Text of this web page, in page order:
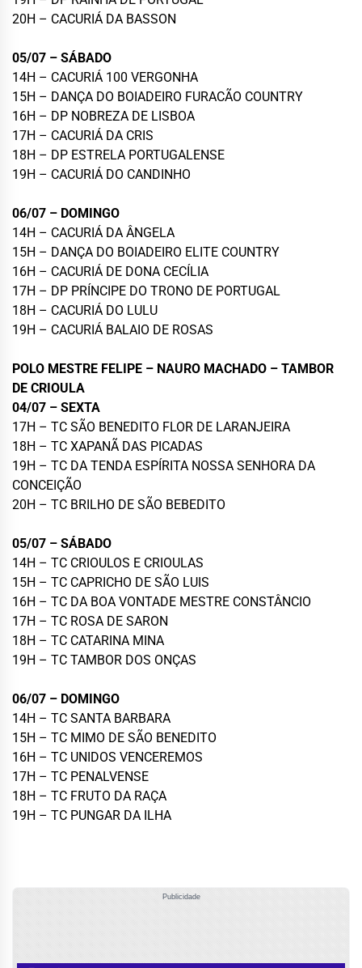
20H – CACURIÁ DA BASSON
05/07 – SÁBADO
14H – CACURIÁ 100 VERGONHA
15H – DANÇA DO BOIADEIRO FURACÃO COUNTRY
16H – DP NOBREZA DE LISBOA
17H – CACURIÁ DA CRIS
18H – DP ESTRELA PORTUGALENSE
19H – CACURIÁ DO CANDINHO
06/07 – DOMINGO
14H – CACURIÁ DA ÂNGELA
15H – DANÇA DO BOIADEIRO ELITE COUNTRY
16H – CACURIÁ DE DONA CECÍLIA
17H – DP PRÍNCIPE DO TRONO DE PORTUGAL
18H – CACURIÁ DO LULU
19H – CACURIÁ BALAIO DE ROSAS
POLO MESTRE FELIPE – NAURO MACHADO – TAMBOR
DE CRIOULA
04/07 – SEXTA
17H – TC SÃO BENEDITO FLOR DE LARANJEIRA
18H – TC XAPANÃ DAS PICADAS
19H – TC DA TENDA ESPÍRITA NOSSA SENHORA DA
CONCEIÇÃO
20H – TC BRILHO DE SÃO BEBEDITO
05/07 – SÁBADO
14H – TC CRIOULOS E CRIOULAS
15H – TC CAPRICHO DE SÃO LUIS
16H – TC DA BOA VONTADE MESTRE CONSTÂNCIO
17H – TC ROSA DE SARON
18H – TC CATARINA MINA
19H – TC TAMBOR DOS ONÇAS
06/07 – DOMINGO
14H – TC SANTA BARBARA
15H – TC MIMO DE SÃO BENEDITO
16H – TC UNIDOS VENCEREMOS
17H – TC PENALVENSE
18H – TC FRUTO DA RAÇA
19H – TC PUNGAR DA ILHA
Publicidade